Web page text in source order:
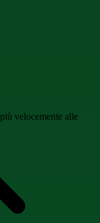
velocemente alle